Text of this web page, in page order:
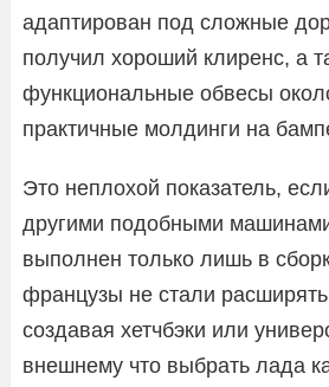
адаптирован под сложные
получил хороший клиренс, а
функциональные обвесы
практичные молдинги на
Это неплохой показатель,
другими подобными
выполнен только лишь в
французы не стали
создавая хетчбэки или
внешнему что выбрать лада